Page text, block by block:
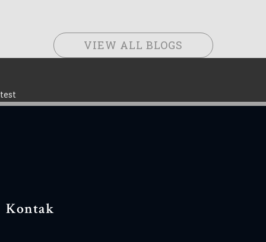
VIEW ALL BLOGS
test
Kontak